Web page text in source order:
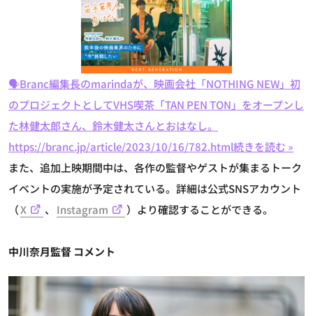
🗣️Branc編集長のmarindaが、映画会社「NOTHING NEW」初
のプロジェクトとしてVHS喫茶「TAN PEN TON」をオープンし
た林健太郎さん、鈴木健太さんとおはなし。
https://branc.jp/article/2023/10/16/782.html続きを読む »
また、追加上映期間中は、各作の監督やゲストが集まるトーク
イベントの実施が予定されている。詳細は公式SNSアカウント
（X 、 Instagram ）より確認することができる。
中川奈月監督 コメント